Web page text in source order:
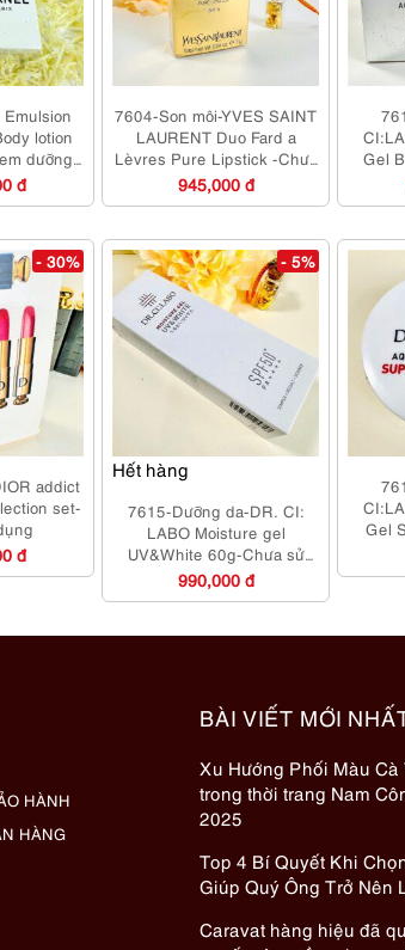
lotion
dưỡng
đ
7604-Son môi-YVES SAINT
LAURENT Duo Fard a
Lèvres Pure Lipstick -Chưa
sử dụng/fullbox
945,000 đ
Gel
- 30%
addict
set-
đ
Hết hàng
- 5%
7615-Dưỡng da-DR. CI:
LABO Moisture gel
UV&White 60g-Chưa sử
dụng/fullbox
990,000 đ
Gel
HÀNH
HÀNG
BÀI VIẾT MỚI
Xu Hướng Phối Màu
trong thời trang Nam
2025
Top 4 Bí Quyết Khi
Giúp Quý Ông Trở Nên
Caravat hàng hiệu đã